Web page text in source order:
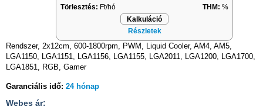
Törlesztés: Ft/hó THM: %
Kalkuláció
Részletek
Rendszer, 2x12cm, 600-1800rpm, PWM, Liquid Cooler, AM4, AM5,
LGA1150, LGA1151, LGA1156, LGA1155, LGA2011, LGA1200, LGA1700,
LGA1851, RGB, Gamer
Garanciális idő: 24 hónap
Webes ár: